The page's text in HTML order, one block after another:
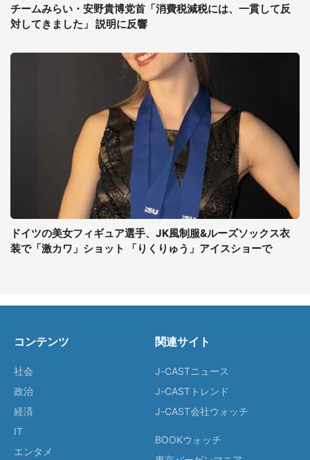
チームみらい・安野貴博党首「消費税減税には、一貫して反
対してきました」 説明に反響
ドイツの美女フィギュア選手、JK風制服&ルーズソックス衣
装で「激カワ」ショット 「りくりゅう」アイスショーで
コンテンツ
社会
政治
経済
IT
エンタメ
関連サイト
J-CASTニュース
J-CASTトレンド
J-CAST会社ウォッチ
BOOKウォッチ